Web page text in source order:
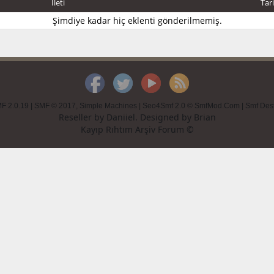
İleti
Şimdiye kadar hiç eklenti gönderilmemiş.
2.0.19 | SMF © 2017 Simple Machines | Seo4Smf 2.0 © SmfMod.Com | Smf
Reseller by Daniiel. Designed by Brian
Kayıp Rıhtım Arşiv Forum ©